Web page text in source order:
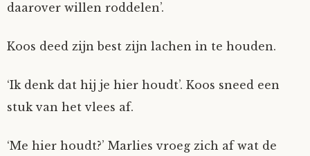
daarover willen roddelen’.
Koos deed zijn best zijn lachen in te houden.
‘Ik denk dat hij je hier houdt’. Koos sneed een
stuk van het vlees af.
‘Me hier houdt?’ Marlies vroeg zich af wat de